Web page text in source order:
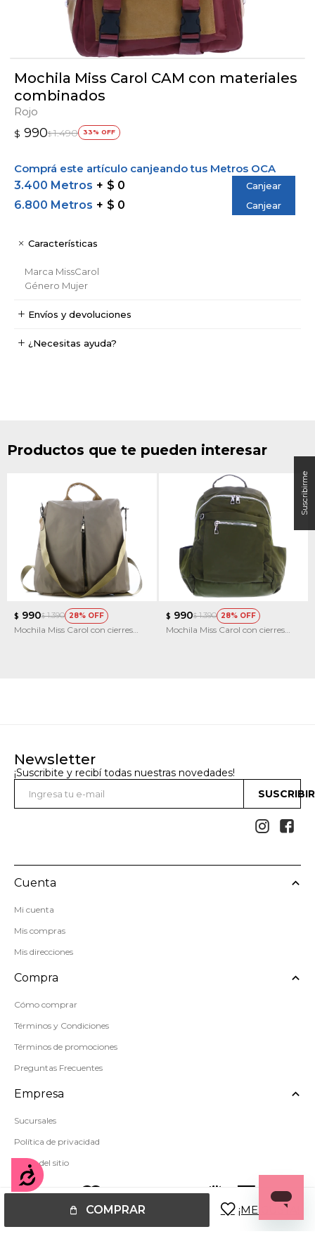
Accesibilidad
Mochila Miss Carol CAM con materiales
combinados
Rojo
$ 990$ 1.490 33
COMPRAR
Comprá este artículo canjeando tus Metros OCA
3.400 Metros
$ 0 Canjear
6.800 Metros $ 0 Canjear
Características
Marca MissCarol
Género Mujer
Envíos y devoluciones
¿Necesitas ayuda?
Productos que te pueden interesar
$ 990$ 1.390 28
Mochila Miss Carol con cierres
$ 990$ 1.390 28
Mochila Miss Carol con cierres
Newsletter
¡Suscribite y recibí todas nuestras novedades!
 
Cuenta
Mi cuenta
Mis compras
Mis direcciones
Compra
Cómo comprar
Términos y Condiciones
Términos de promociones
Preguntas Frecuentes
Empresa
Sucursales
Política de privacidad
Mapa del sitio